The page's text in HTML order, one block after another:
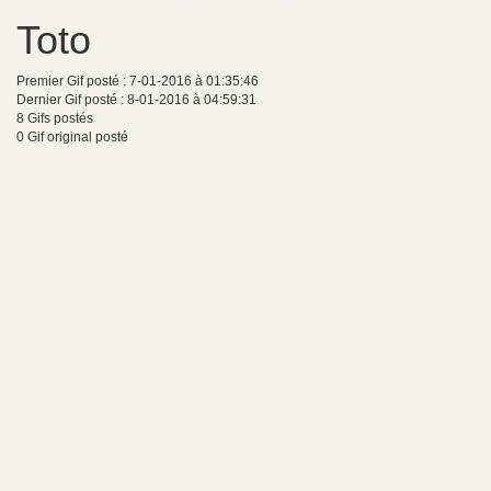
Toto
Premier Gif posté : 7-01-2016 à 01:35:46
Dernier Gif posté : 8-01-2016 à 04:59:31
8 Gifs postés
0 Gif original posté